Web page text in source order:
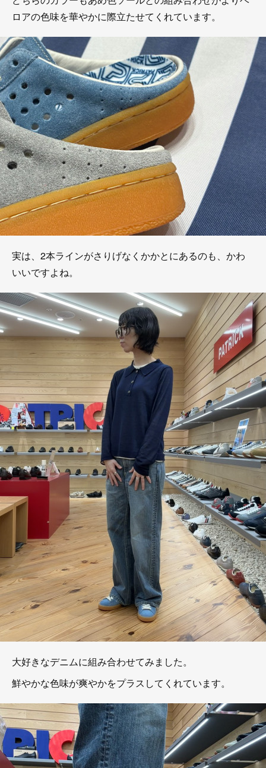
ロアの色味を華やかに際立たせてくれています。
実は、2本ラインがさりげなくかかとにあるのも、かわ
いいですよね。
大好きなデニムに組み合わせてみました。
鮮やかな色味が爽やかをプラスしてくれています。